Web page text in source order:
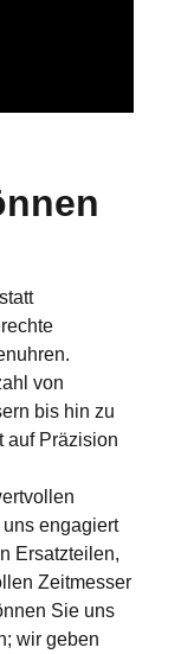
von
bis hin zu
auf Präzision
engagiert
Ersatzteilen,
Zeitmesser
Sie uns
wir geben